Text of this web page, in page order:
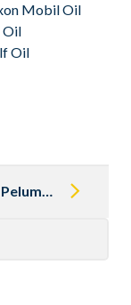
Mobil Oil
Oil
Oil
Oli Pelumas Gardan